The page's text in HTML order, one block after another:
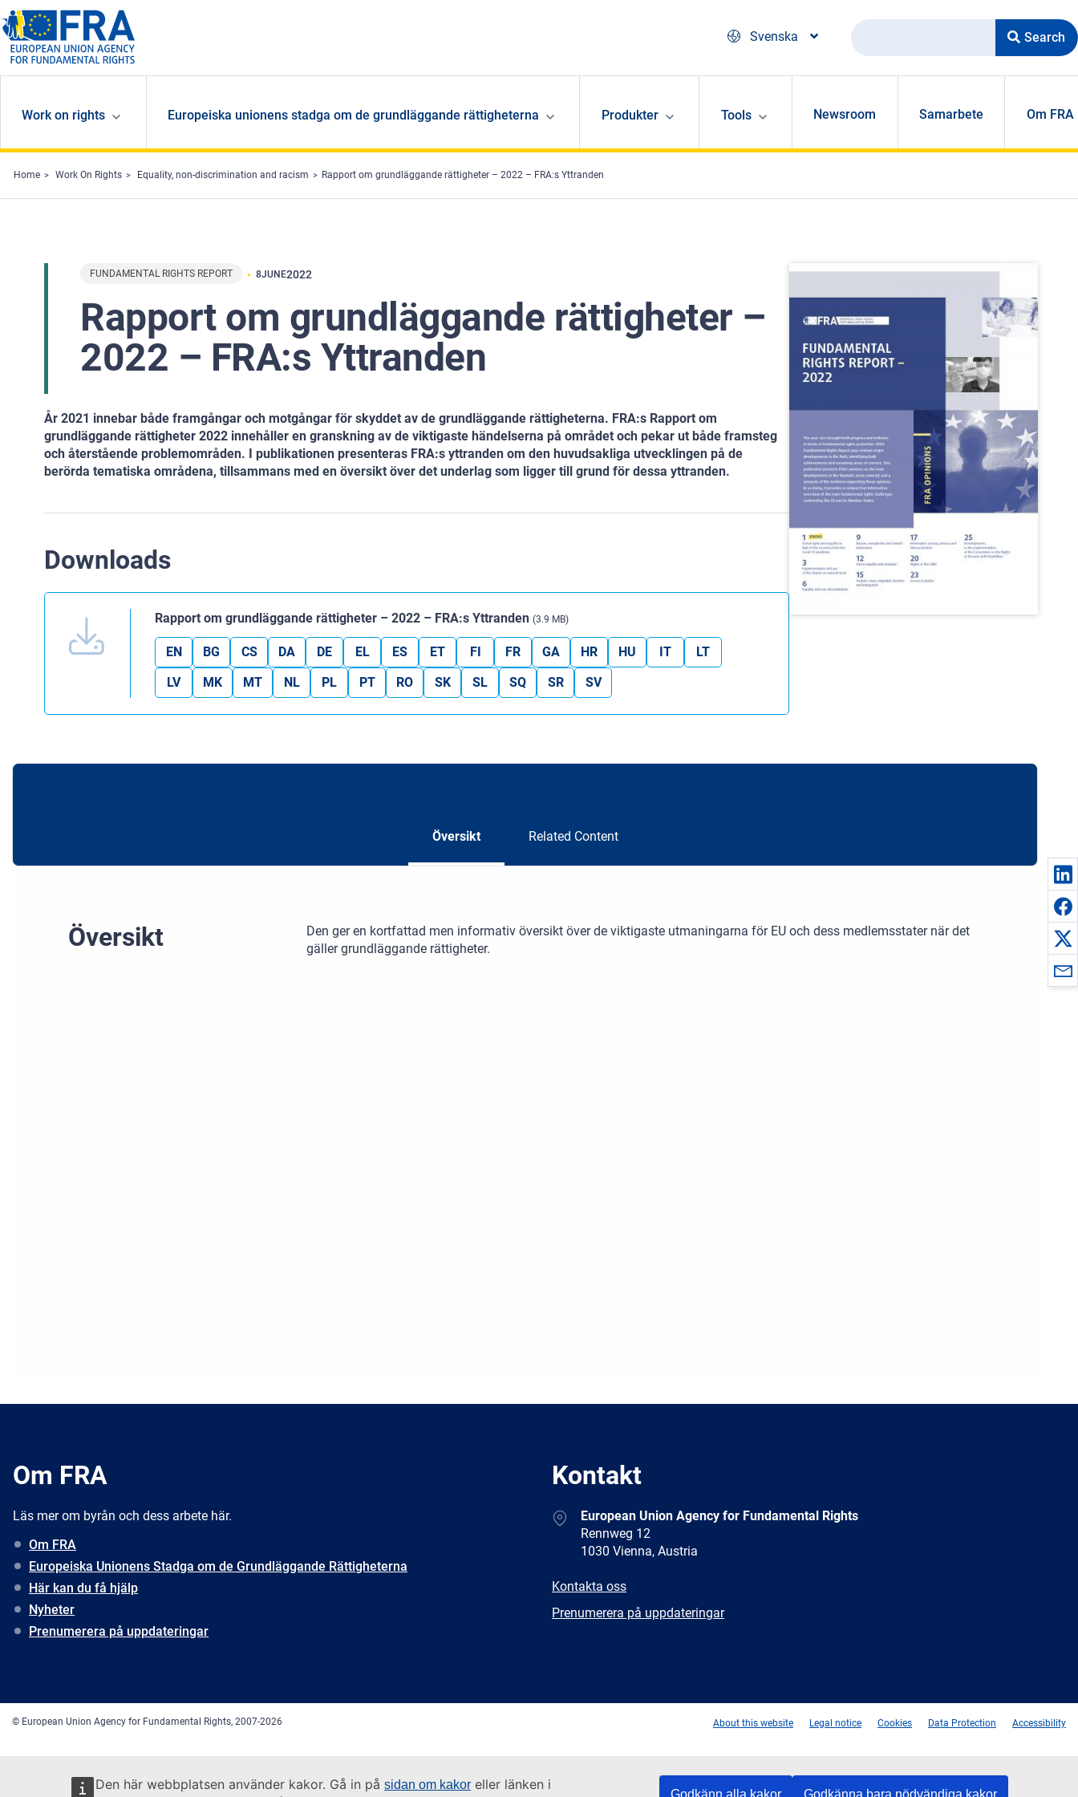
Den här webbplatsen använder kakor. Gå in på sidan om kakor eller länken i
Godkänn alla kakor Godkänna bara nödvändiga kakor
Skip to main content
Svenska
Search
Work on rights Europeiska unionens stadga om de grundläggande rättigheterna Produkter Tools Newsroom Samarbete Om FRA
Home Work On Rights Equality, non-discrimination and racism Rapport om grundläggande rättigheter – 2022 – FRA:s Yttranden
FUNDAMENTAL RIGHTS REPORT 8JUNE2022
Rapport om grundläggande rättigheter –
2022 – FRA:s Yttranden
År 2021 innebar både framgångar och motgångar för skyddet av de grundläggande rättigheterna. FRA:s Rapport om
grundläggande rättigheter 2022 innehåller en granskning av de viktigaste händelserna på området och pekar ut både framsteg
och återstående problemområden. I publikationen presenteras FRA:s yttranden om den huvudsakliga utvecklingen på de
berörda tematiska områdena, tillsammans med en översikt över det underlag som ligger till grund för dessa yttranden.
Downloads
Rapport om grundläggande rättigheter – 2022 – FRA:s Yttranden (3.9 MB)
EN BG CS DA DE EL ES ET FI FR GA HR HU IT
LT
LV
MK MT NL PL PT RO SK SL SQ SR SV
Översikt Related Content
Översikt
Den ger en kortfattad men informativ översikt över de viktigaste utmaningarna för EU och dess medlemsstater när det
gäller grundläggande rättigheter.
Om FRA
Läs mer om byrån och dess arbete här.
Om FRA
Europeiska Unionens Stadga om de Grundläggande Rättigheterna
Här kan du få hjälp
Nyheter
Prenumerera på uppdateringar
Kontakt
AddressEuropean Union Agency for Fundamental Rights
Rennweg 12
1030 Vienna, Austria
E-
Kontakta oss
Newsletter
Prenumerera på uppdateringar
© European Union Agency for Fundamental Rights, 2007-2026 About this website Legal notice Cookies Data Protection Accessibility